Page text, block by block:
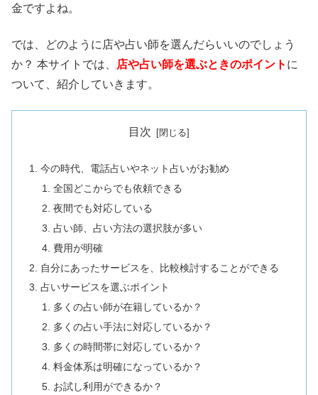
金ですよね。
では、どのように店や占い師を選んだらいいのでしょう
か？ 本サイトでは、
店や占い師を選ぶときのポイント に
ついて、紹介していきます。
目次
今の時代、電話占いやネット占いがお勧め
全国どこからでも依頼できる
夜間でも対応している
占い師、占い方法の選択肢が多い
費用が明確
自分にあったサービスを、比較検討することができる
占いサービスを選ぶポイント
多くの占い師が在籍しているか？
多くの占い手法に対応しているか？
多くの時間帯に対応しているか？
料金体系は明確になっているか？
お試し利用ができるか？